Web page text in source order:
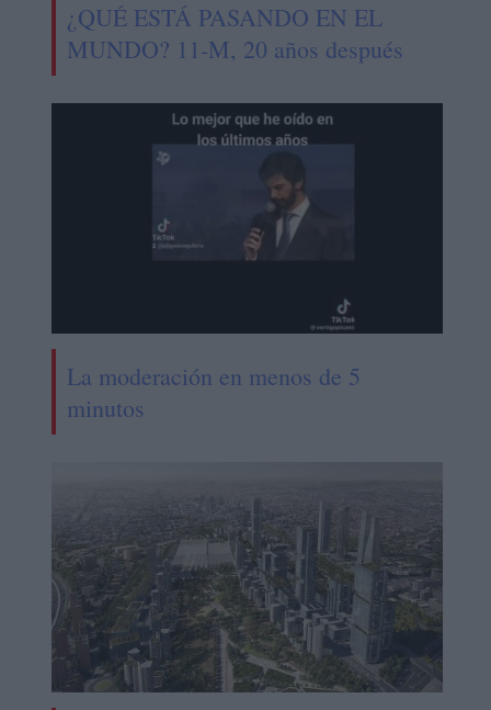
¿QUÉ ESTÁ PASANDO EN EL
MUNDO? 11-M, 20 años después
La moderación en menos de 5
minutos